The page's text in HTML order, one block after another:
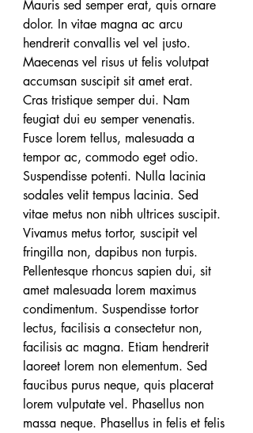
Mauris sed semper erat, quis ornare
dolor. In vitae magna ac arcu
hendrerit convallis vel vel justo.
Maecenas vel risus ut felis volutpat
accumsan suscipit sit amet erat.
Cras tristique semper dui. Nam
feugiat dui eu semper venenatis.
Fusce lorem tellus, malesuada a
tempor ac, commodo eget odio.
Suspendisse potenti. Nulla lacinia
sodales velit tempus lacinia. Sed
vitae metus non nibh ultrices suscipit.
Vivamus metus tortor, suscipit vel
fringilla non, dapibus non turpis.
Pellentesque rhoncus sapien dui, sit
amet malesuada lorem maximus
condimentum. Suspendisse tortor
lectus, facilisis a consectetur non,
facilisis ac magna. Etiam hendrerit
laoreet lorem non elementum. Sed
faucibus purus neque, quis placerat
lorem vulputate vel. Phasellus non
massa neque. Phasellus in felis et felis